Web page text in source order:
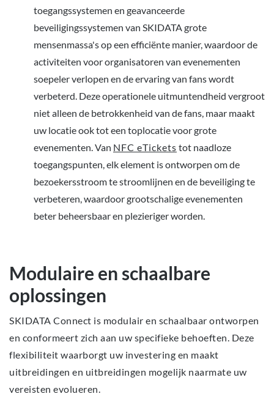
toegangssystemen en geavanceerde
beveiligingssystemen van SKIDATA grote
mensenmassa's op een efficiënte manier, waardoor de
activiteiten voor organisatoren van evenementen
soepeler verlopen en de ervaring van fans wordt
verbeterd. Deze operationele uitmuntendheid vergroot
niet alleen de betrokkenheid van de fans, maar maakt
uw locatie ook tot een toplocatie voor grote
evenementen. Van NFC eTickets tot naadloze
toegangspunten, elk element is ontworpen om de
bezoekersstroom te stroomlijnen en de beveiliging te
verbeteren, waardoor grootschalige evenementen
beter beheersbaar en plezieriger worden.
Modulaire en schaalbare
oplossingen
SKIDATA Connect is modulair en schaalbaar ontworpen
en conformeert zich aan uw specifieke behoeften. Deze
flexibiliteit waarborgt uw investering en maakt
uitbreidingen en uitbreidingen mogelijk naarmate uw
vereisten evolueren.